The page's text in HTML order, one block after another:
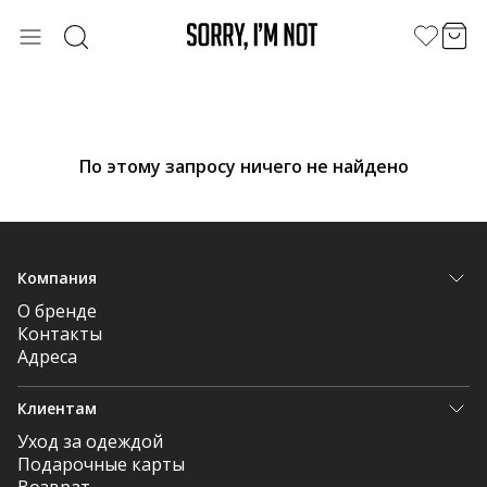
По этому запросу ничего не найдено
Компания
О бренде
Контакты
Адреса
Клиентам
Уход за одеждой
Подарочные карты